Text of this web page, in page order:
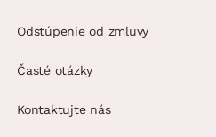
Odstúpenie od zmluvy
Časté otázky
Kontaktujte nás